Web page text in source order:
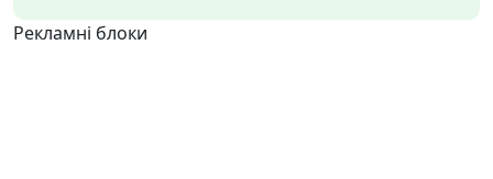
Рекламні блоки